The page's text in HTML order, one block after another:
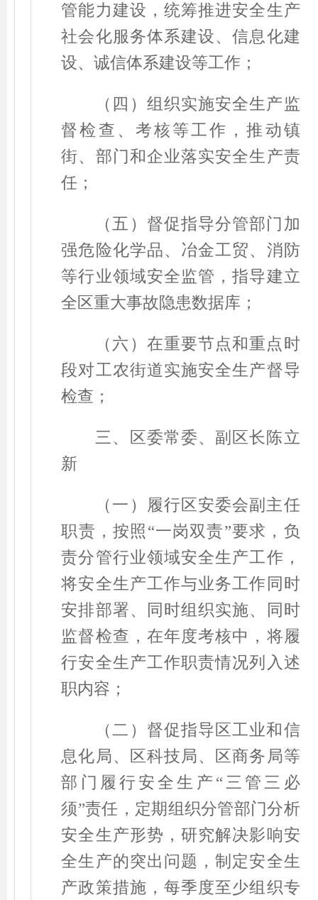
管能力建设，统筹推进安全生产
社会化服务体系建设、信息化建
设、诚信体系建设等工作；
（四）组织实施安全生产监
督检查、考核等工作，推动镇
街、部门和企业落实安全生产责
任；
（五）督促指导分管部门加
强危险化学品、冶金工贸、消防
等行业领域安全监管，指导建立
全区重大事故隐患数据库；
（六）在重要节点和重点时
段对工农街道实施安全生产督导
检查；
三、区委常委、副区长陈立
新
（一）履行区安委会副主任
职责，按照 “一岗双责”要求，负
责分管行业领域安全生产工作，
将安全生产工作与业务工作同时
安排部署、同时组织实施、同时
监督检查，在年度考核中，将履
行安全生产工作职责情况列入述
职内容；
（二）督促指导区工业和信
息化局、区科技局、区商务局等
部门履行安全生产 “三管三必
须”责任，定期组织分管部门分析
安全生产形势，研究解决影响安
全生产的突出问题，制定安全生
产政策措施，每季度至少组织专